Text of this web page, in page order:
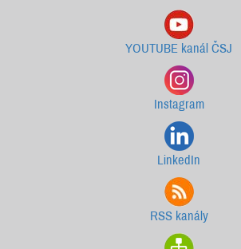
YOUTUBE kanál ČSJ
Instagram
LinkedIn
RSS kanály